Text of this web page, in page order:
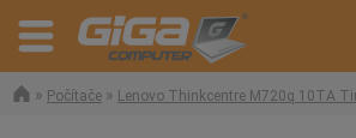
» Počítače » Lenovo Thinkcentre M720q 10TA